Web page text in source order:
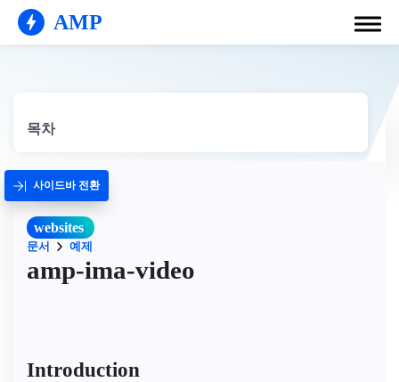
AMP
목차
사이드바 전환
websites
문서 예제
amp-ima-video
Introduction